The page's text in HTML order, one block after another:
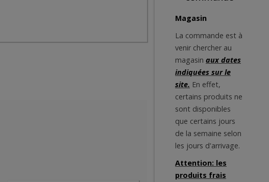
Magasin
La commande est à
venir chercher au
magasin aux dates
indiquées sur le
site. En effet,
certains produits ne
sont disponibles
que certains jours
de la semaine selon
les jours d'arrivage.
Attention: les
produits frais